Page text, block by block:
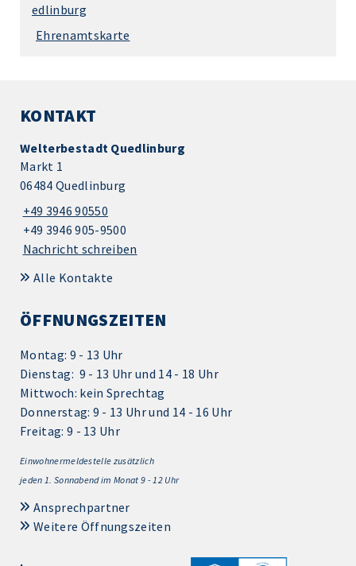
edlinburg
Ehrenamtskarte
KONTAKT
Welterbestadt Quedlinburg
Markt 1
06484 Quedlinburg
+49 3946 90550
+49 3946 905-9500
Nachricht schreiben
Alle Kontakte
ÖFFNUNGSZEITEN
Montag: 9 - 13 Uhr
Dienstag: 9 - 13 Uhr und 14 - 18 Uhr
Mittwoch: kein Sprechtag
Donnerstag: 9 - 13 Uhr und 14 - 16 Uhr
Freitag: 9 - 13 Uhr
Einwohnermeldestelle zusätzlich
jeden 1. Sonnabend im Monat 9 - 12 Uhr
Ansprechpartner
Weitere Öffnungszeiten